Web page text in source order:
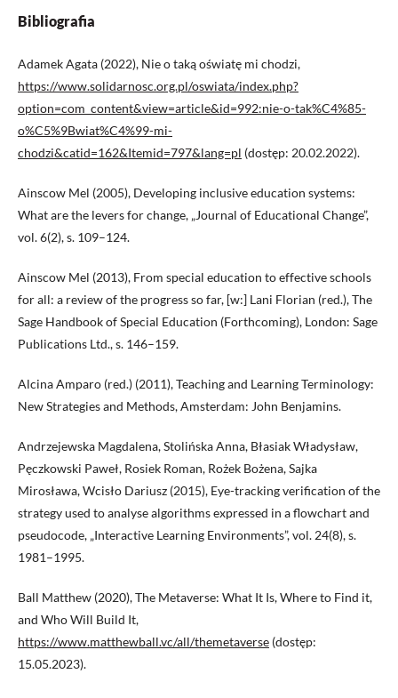
Bibliografia
Adamek Agata (2022), Nie o taką oświatę mi chodzi,
https://www.solidarnosc.org.pl/oswiata/index.php?
option=com_content&view=article&id=992:nie-o-tak%C4%85-
o%C5%9Bwiat%C4%99-mi-
chodzi&catid=162&Itemid=797&lang=pl (dostęp: 20.02.2022).
Ainscow Mel (2005), Developing inclusive education systems:
What are the levers for change, „Journal of Educational Change”,
vol. 6(2), s. 109–124.
Ainscow Mel (2013), From special education to effective schools
for all: a review of the progress so far, [w:] Lani Florian (red.), The
Sage Handbook of Special Education (Forthcoming), London: Sage
Publications Ltd., s. 146–159.
Alcina Amparo (red.) (2011), Teaching and Learning Terminology:
New Strategies and Methods, Amsterdam: John Benjamins.
Andrzejewska Magdalena, Stolińska Anna, Błasiak Władysław,
Pęczkowski Paweł, Rosiek Roman, Rożek Bożena, Sajka
Mirosława, Wcisło Dariusz (2015), Eye-tracking verification of the
strategy used to analyse algorithms expressed in a flowchart and
pseudocode, „Interactive Learning Environments”, vol. 24(8), s.
1981–1995.
Ball Matthew (2020), The Metaverse: What It Is, Where to Find it,
and Who Will Build It,
https://www.matthewball.vc/all/themetaverse (dostęp:
15.05.2023).